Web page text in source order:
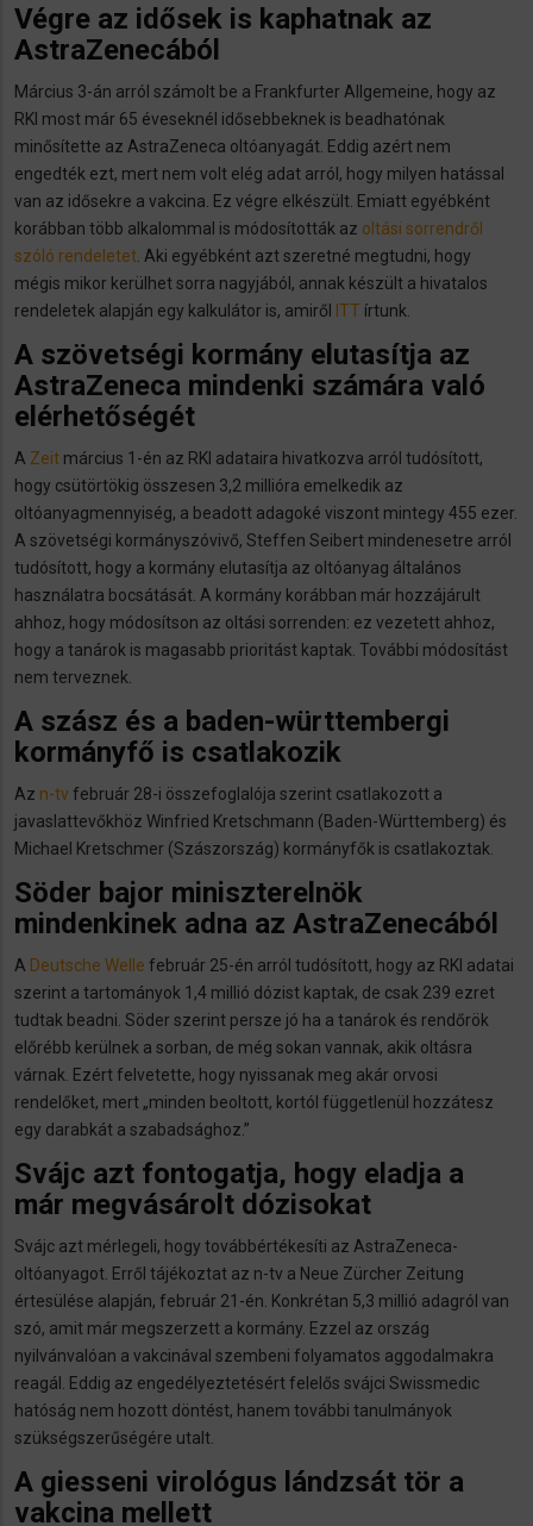
Végre az idősek is kaphatnak az
AstraZenecából
Március 3-án arról számolt be a Frankfurter Allgemeine, hogy az
RKI most már 65 éveseknél idősebbeknek is beadhatónak
minősítette az AstraZeneca oltóanyagát. Eddig azért nem
engedték ezt, mert nem volt elég adat arról, hogy milyen hatással
van az idősekre a vakcina. Ez végre elkészült. Emiatt egyébként
korábban több alkalommal is módosították az oltási sorrendről
szóló rendeletet . Aki egyébként azt szeretné megtudni, hogy
mégis mikor kerülhet sorra nagyjából, annak készült a hivatalos
rendeletek alapján egy kalkulátor is, amiről
ITT írtunk.
A szövetségi kormány elutasítja az
AstraZeneca mindenki számára való
elérhetőségét
A Zeit március 1-én az RKI adataira hivatkozva arról tudósított,
hogy csütörtökig összesen 3,2 millióra emelkedik az
oltóanyagmennyiség, a beadott adagoké viszont mintegy 455 ezer.
A szövetségi kormányszóvivő, Steffen Seibert mindenesetre arról
tudósított, hogy a kormány elutasítja az oltóanyag általános
használatra bocsátását. A kormány korábban már hozzájárult
ahhoz, hogy módosítson az oltási sorrenden: ez vezetett ahhoz,
hogy a tanárok is magasabb prioritást kaptak. További módosítást
nem terveznek.
A szász és a baden-württembergi
kormányfő is csatlakozik
Az n-tvfebruár 28-i összefoglalója szerint csatlakozott a
javaslattevőkhöz Winfried Kretschmann (Baden-Württemberg) és
Michael Kretschmer (Szászország) kormányfők is csatlakoztak.
Söder bajor miniszterelnök
mindenkinek adna az AstraZenecából
A Deutsche Welle február 25-én arról tudósított, hogy az RKI adatai
szerint a tartományok 1,4 millió dózist kaptak, de csak 239 ezret
tudtak beadni. Söder szerint persze jó ha a tanárok és rendőrök
előrébb kerülnek a sorban, de még sokan vannak, akik oltásra
várnak. Ezért felvetette, hogy nyissanak meg akár orvosi
rendelőket, mert „minden beoltott, kortól függetlenül hozzátesz
egy darabkát a szabadsághoz.”
Svájc azt fontogatja, hogy eladja a
már megvásárolt dózisokat
Svájc azt mérlegeli, hogy továbbértékesíti az AstraZeneca-
oltóanyagot. Erről tájékoztat az n-tv a Neue Zürcher Zeitung
értesülése alapján, február 21-én. Konkrétan 5,3 millió adagról van
szó, amit már megszerzett a kormány. Ezzel az ország
nyilvánvalóan a vakcinával szembeni folyamatos aggodalmakra
reagál. Eddig az engedélyeztetésért felelős svájci Swissmedic
hatóság nem hozott döntést, hanem további tanulmányok
szükségszerűségére utalt.
A giesseni virológus lándzsát tör a
vakcina mellett